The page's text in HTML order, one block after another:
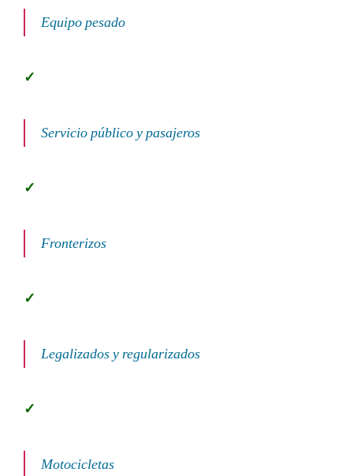
Equipo pesado
Servicio público y pasajeros
Fronterizos
Legalizados y regularizados
Motocicletas